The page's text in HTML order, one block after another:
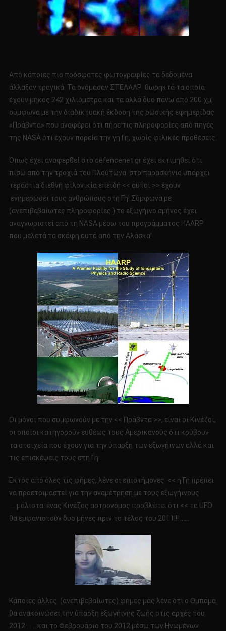
Από κάποιες πιο πρόσφατες φωτογραφίες τα δεδομένα
άλλαξαν τραγικά. Τα ονόμασαν ΣΤΕΛΛΑΡ θωρηκτά τα οποία
έχουν μήκος 242 χιλιόμετρα και τα αλλά δυο πάνω από 200 χμ,
σύμφωνα με την διαδικτυακή έκδοση της ρωσικής εφημερίδας
«Πράβντα» που αναφέρει ότι πήρε τις πληροφορίες από πηγές
της NASA ότι έχουν πορεία την γη Γη, χωρίς φιλικές προθέσεις.
Όπως έχει αναφερθεί στο defencenet.gr έχει εκτιμηθεί ότι
πίσω από την τροχιά του Πλούτωνα στο παρασκήνιο υπάρχει
τεράστια διεθνή φιλονικία επειδή << αυτοί >> έχουν
ενημερώσει τους ανθρώπους στη Γη! Σύμφωνα με
(ανεπιβεβαίωτες πληροφορίες ) το εξωγήινο σμήνος έχει
αναγνωριστεί από τη NASA μέσω του προγράμματος HAARP
που μελετά τα σκάφη αυτά από την Αλάσκα!
Οι μόνοι που συμφωνούν με την << Πράβντα >>, είναι οι Κινέζοι,
οι οποίοι κατηγορούν ευθέως τους Αμερικανούς ότι κρύβουν
τα στοιχεία που έχουν για την ύπαρξη των εξωγήινων αλλά και
τις επισκέψεις τους στη Γη.
Εκτός από όλες τις φήμες, λένε οι επιστήμονες << η Γη πρέπει
να προετοιμαστεί για την αναμέτρηση με τους εξωγήινους
… μάλιστα ένας Κινέζος αστρονόμος προβλέπει ότι << τα UFO
θα εμφανιστούν δυο μήνες πριν το τέλος του 2011!!! ……
Κάποιες άλλες (ανεπιβεβαίωτες) φήμες μας λένε ότι ο Ομπάμα
θα ανακοινώσει την ύπαρξη εξωγήινης ζωής στις αρχές του
2012 …… και το Φεβρουάριο του 2012 μέσω των Ηνωμένων